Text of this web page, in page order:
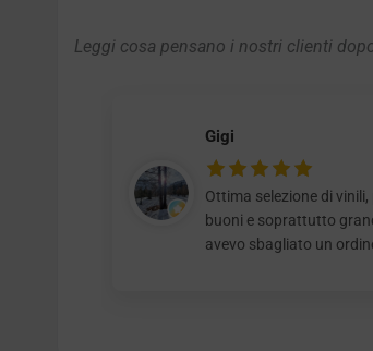
Leggi cosa pensano i nostri clienti
Gigi
Ottima selezione di
buoni e soprattutto
avevo sbagliato un